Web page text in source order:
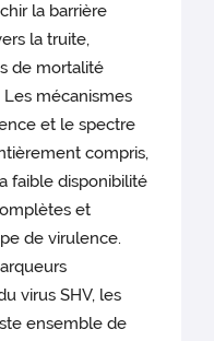
la barrière
la truite,
de mortalité
mécanismes
et le spectre
compris,
faible disponibilité
et
de virulence.
virus SHV, les
ensemble de